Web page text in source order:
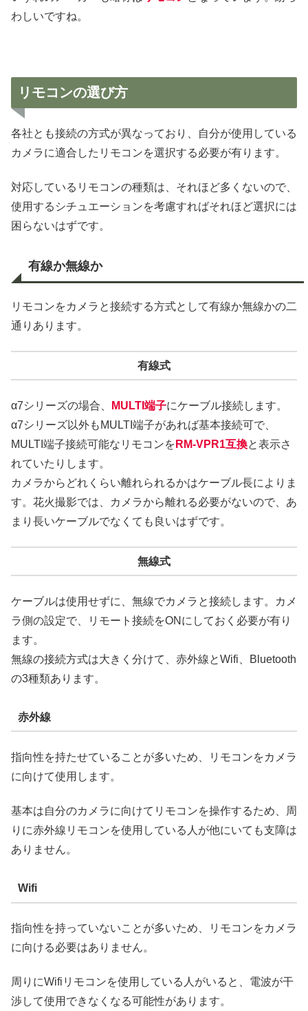
わしいですね。
リモコンの選び方
各社とも接続の方式が異なっており、自分が使用している
カメラに適合したリモコンを選択する必要が有ります。
対応しているリモコンの種類は、それほど多くないので、
使用するシチュエーションを考慮すればそれほど選択には
困らないはずです。
有線か無線か
リモコンをカメラと接続する方式として有線か無線かの二
通りあります。
有線式
α7シリーズの場合、 MULTI端子にケーブル接続します。
α7シリーズ以外もMULTI端子があれば基本接続可で、
MULTI端子接続可能なリモコンを RM-VPR1互換と表示さ
れていたりします。
カメラからどれくらい離れられるかはケーブル長によりま
す。花火撮影では、カメラから離れる必要がないので、あ
まり長いケーブルでなくても良いはずです。
無線式
ケーブルは使用せずに、無線でカメラと接続します。カメ
ラ側の設定で、リモート接続をONにしておく必要が有り
ます。
無線の接続方式は大きく分けて、赤外線とWifi、Bluetooth
の3種類あります。
赤外線
指向性を持たせていることが多いため、リモコンをカメラ
に向けて使用します。
基本は自分のカメラに向けてリモコンを操作するため、周
りに赤外線リモコンを使用している人が他にいても支障は
ありません。
Wifi
指向性を持っていないことが多いため、リモコンをカメラ
に向ける必要はありません。
周りにWifiリモコンを使用している人がいると、電波が干
渉して使用できなくなる可能性があります。